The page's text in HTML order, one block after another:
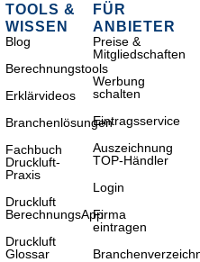
TOOLS &
WISSEN
Blog
Berechnungstools
Erklärvideos
Branchenlösungen
Fachbuch
Druckluft-
Praxis
Druckluft
BerechnungsApp
Druckluft
Glossar
FÜR
ANBIETER
Preise &
Mitgliedschaften
Werbung
schalten
Eintragsservice
Auszeichnung
TOP-Händler
Login
Firma
eintragen